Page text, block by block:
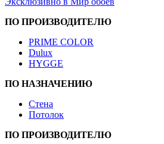
ПО ПРОИЗВОДИТЕЛЮ
PRIME COLOR
Dulux
HYGGE
ПО НАЗНАЧЕНИЮ
Стена
Потолок
ПО ПРОИЗВОДИТЕЛЮ